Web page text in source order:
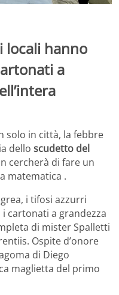
locali hanno
a
solo in città, la febbre
dello scudetto del
cercherà di fare un
matematica .
i tifosi azzurri
cartonati a grandezza
di mister Spalletti
Ospite d’onore
di Diego
maglietta del primo